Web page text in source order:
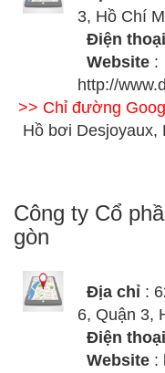
3, Hồ Chí
Điện thoại
Website :
http://
>> Chỉ đường
Hồ bơi Desjoyaux,
Công ty Cổ
gòn
Địa chỉ :
6, Quận 3,
Điện thoại
Website :